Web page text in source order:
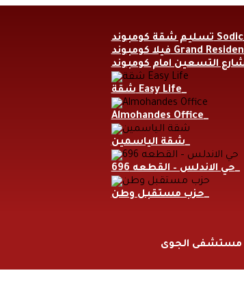
تسليم شقة كومبوند Sodic
شقة Easy Life
Almohandes Office
شقة الياسمين
حي الاندلس – القطعه 696
حزب مستقبل وطن